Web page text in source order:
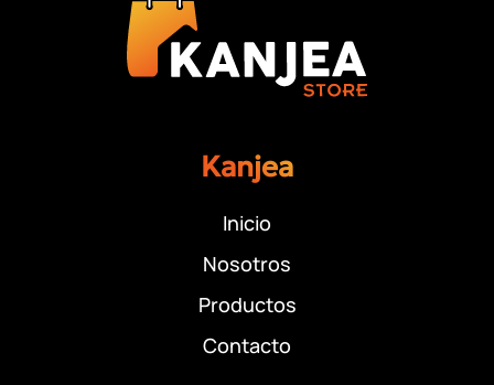
Kanjea
Inicio
Nosotros
Productos
Contacto